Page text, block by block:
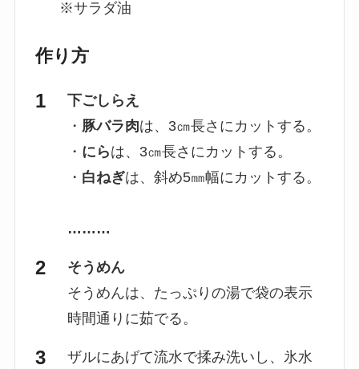
※サラダ油
作り方
下ごしらえ
・ 豚バラ肉は、3㎝長さにカットする。
・ にらは、3㎝長さにカットする。
・ 白ねぎは、斜め5㎜幅にカットする。
………
そうめん
そうめんは、たっぷりの湯で袋の表示
時間通りに茹でる。
ザルにあげて流水で揉み洗いし、氷水